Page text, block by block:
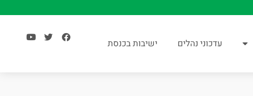
עדכוני נהלים ישיבות בכנסת